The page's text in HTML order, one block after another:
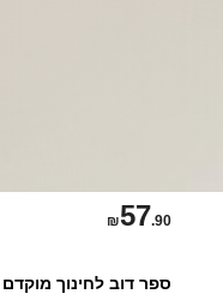
₪57.90
ספר דוב לחינוך